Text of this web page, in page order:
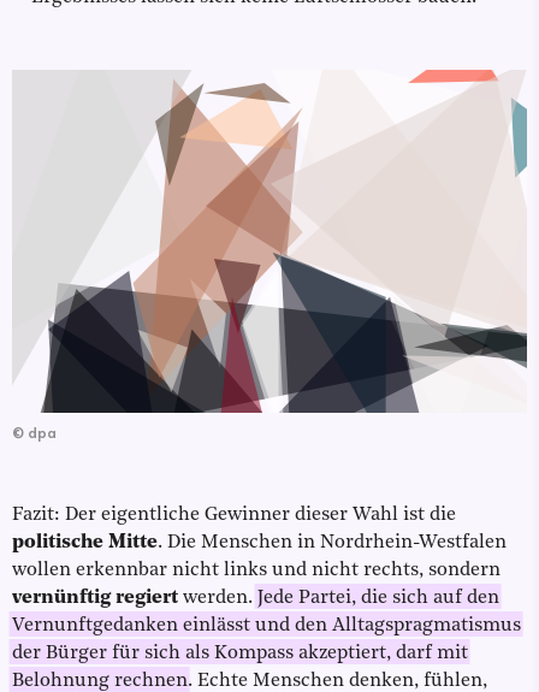
© dpa
Fazit: Der eigentliche Gewinner dieser Wahl ist die
politische Mitte. Die Menschen in Nordrhein-Westfalen
wollen erkennbar nicht links und nicht rechts, sondern
vernünftig regiert werden.
Jede Partei, die sich auf den
Vernunftgedanken einlässt und den Alltagspragmatismus
der Bürger für sich als Kompass akzeptiert, darf mit
Belohnung rechnen. Echte Menschen denken, fühlen,